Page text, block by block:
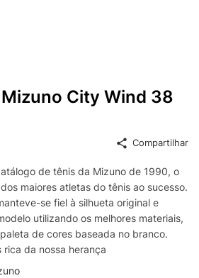
City Wind 38
Compartilhar
de tênis da Mizuno de 1990, o
maiores atletas do tênis ao sucesso.
se fiel à silhueta original e
utilizando os melhores materiais,
de cores baseada no branco.
rica da nossa herança